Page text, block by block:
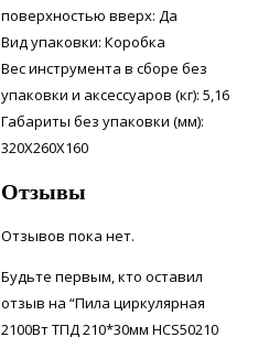
поверхностью вверх: Да
Вид упаковки: Коробка
Вес инструмента в сборе без
упаковки и аксессуаров (кг): 5,16
Габариты без упаковки (мм):
320X260X160
Отзывы
Отзывов пока нет.
Будьте первым, кто оставил
отзыв на “Пила циркулярная
2100Вт ТПД 210*30мм HCS50210